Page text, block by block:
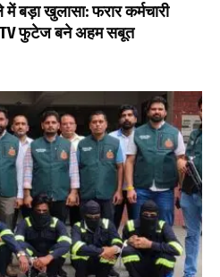
में बड़ा खुलासा: फरार कर्मचारी
फुटेज बने अहम सबूत